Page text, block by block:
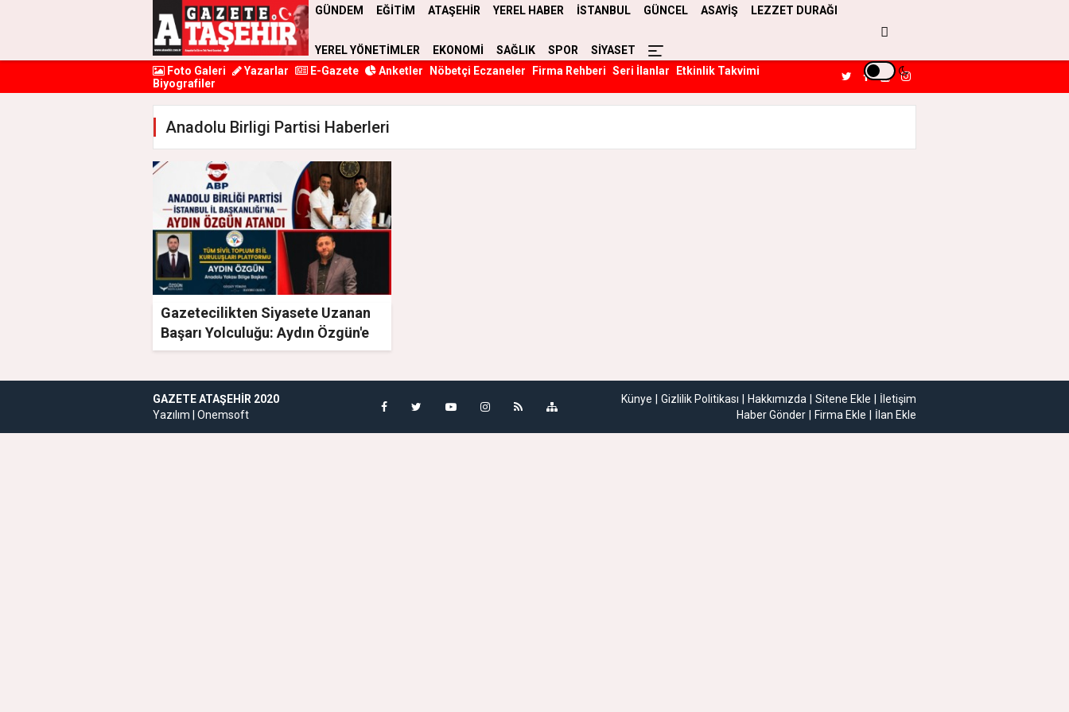
GÜNDEM EĞİTİM ATAŞEHİR YEREL HABER İSTANBUL GÜNCEL ASAYİŞ LEZZET DURAĞI
YEREL YÖNETİMLER EKONOMİ SAĞLIK SPOR
SİYASET
Foto Galeri
Yazarlar E-Gazete Anketler Nöbetçi Eczaneler Firma Rehberi Seri İlanlar
Etkinlik Takvimi
Biyografiler
Anadolu Birligi Partisi Haberleri
Gazetecilikten Siyasete Uzanan
Başarı Yolculuğu: Aydın Özgün'e
Yeni Görev
GAZETE ATAŞEHIR 2020
Yazılım | Onemsoft
Künye Gizlilik Politikası Hakkımızda Sitene Ekle
İletişim
Haber Gönder
Firma Ekle İlan Ekle